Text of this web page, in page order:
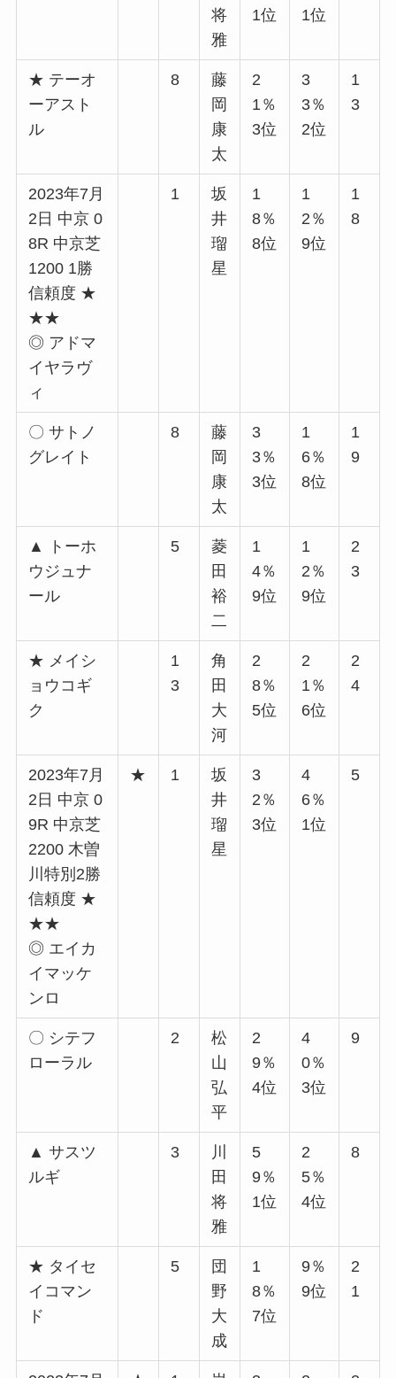
将
雅
1位
1位
★ テーオ
ーアスト
ル
8
藤
岡
康
太
2
1％
3位
3
3％
2位
1
3
2023年7月
2日 中京 0
8R 中京芝
1200 1勝
信頼度 ★
★★
◎ アドマ
イヤラヴ
ィ
1
坂
井
瑠
星
1
8％
8位
1
2％
9位
1
8
〇 サトノ
グレイト
8
藤
岡
康
太
3
3％
3位
1
6％
8位
1
9
▲ トーホ
ウジュナ
ール
5
菱
田
裕
二
1
4％
9位
1
2％
9位
2
3
★ メイシ
ョウコギ
ク
1
3
角
田
大
河
2
8％
5位
2
1％
6位
2
4
2023年7月
2日 中京 0
9R 中京芝
2200 木曽
川特別2勝
信頼度 ★
★★
◎ エイカ
イマッケ
ンロ
★ 1
坂
井
瑠
星
3
2％
3位
4
6％
1位
5
〇 シテフ
ローラル
2
松
山
弘
平
2
9％
4位
4
0％
3位
9
▲ サスツ
ルギ
3
川
田
将
雅
5
9％
1位
2
5％
4位
8
★ タイセ
イコマン
ド
5
団
野
大
成
1
8％
7位
9％
9位
2
1